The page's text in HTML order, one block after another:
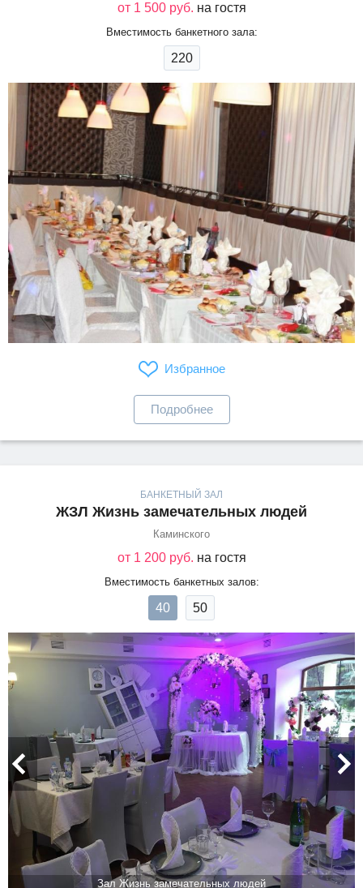
от 1 500 руб. на гостя
Вместимость банкетного зала:
220
Избранное
Подробнее
БАНКЕТНЫЙ ЗАЛ
ЖЗЛ Жизнь замечательных людей
Каминского
от 1 200 руб. на гостя
Вместимость банкетных залов:
40 50
Зал Жизнь замечательных людей